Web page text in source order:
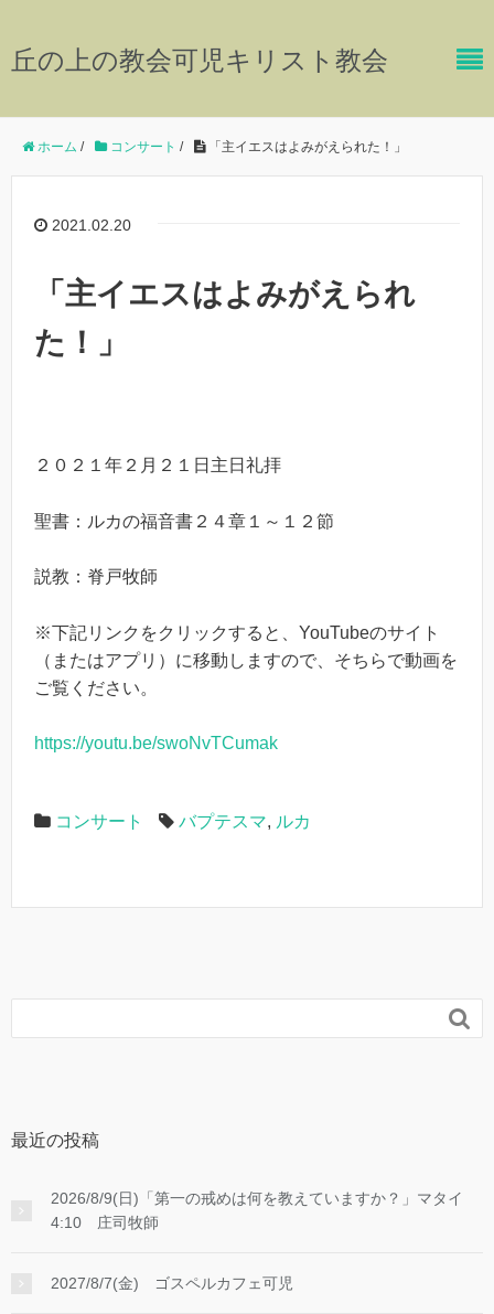
丘の上の教会可児キリスト教会
ホーム / コンサート / 「主イエスはよみがえられた！」
2021.02.20
「主イエスはよみがえられ
た！」
２０２１年２月２１日主日礼拝
聖書：ルカの福音書２４章１～１２節
説教：脊戸牧師
※下記リンクをクリックすると、YouTubeのサイト
（またはアプリ）に移動しますので、そちらで動画を
ご覧ください。
https://youtu.be/swoNvTCumak
コンサート バプテスマ, ルカ

最近の投稿
2026/8/9(日)「第一の戒めは何を教えていますか？」マタイ
4:10 庄司牧師
2027/8/7(金) ゴスペルカフェ可児